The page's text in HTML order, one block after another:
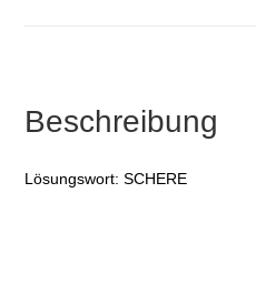
Beschreibung
Lösungswort: SCHERE